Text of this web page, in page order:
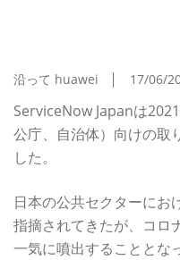
沿って huawei 17/06/
ServiceNow Japanは
公庁、自治体）向けの取
した。
日本の公共セクターにお
指摘されてきたが、コロ
一気に噴出することとな